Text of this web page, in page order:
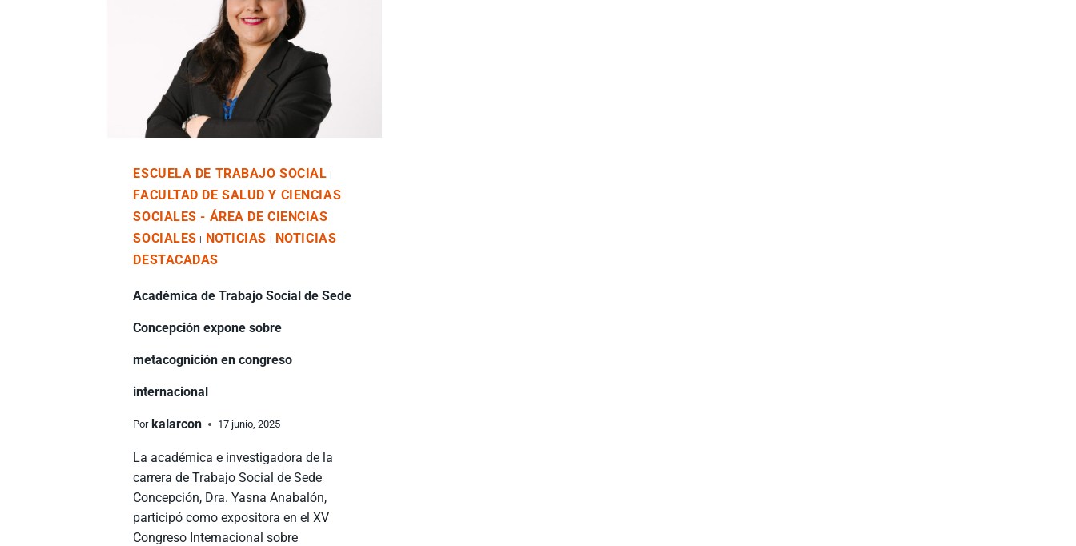
ESCUELA DE TRABAJO SOCIAL |
FACULTAD DE SALUD Y CIENCIAS
SOCIALES - ÁREA DE CIENCIAS
SOCIALES | NOTICIAS | NOTICIAS
DESTACADAS
Académica de Trabajo Social de Sede
Concepción expone sobre
metacognición en congreso
internacional
Por kalarcon 17 junio, 2025
La académica e investigadora de la
carrera de Trabajo Social de Sede
Concepción, Dra. Yasna Anabalón,
participó como expositora en el XV
Congreso Internacional sobre